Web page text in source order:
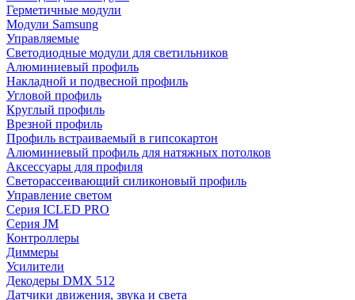
Герметичные модули
Модули Samsung
Управляемые
Светодиодные модули для светильников
Алюминиевый профиль
Накладной и подвесной профиль
Угловой профиль
Круглый профиль
Врезной профиль
Профиль встраиваемый в гипсокартон
Алюминиевый профиль для натяжных потолков
Аксессуары для профиля
Светорассеивающий силиконовый профиль
Управление светом
Серия ICLED PRO
Серия JM
Контроллеры
Диммеры
Усилители
Декодеры DMX 512
Датчики движения, звука и света